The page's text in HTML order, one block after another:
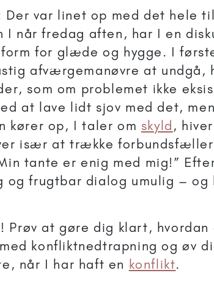
Der var linet op med det hele
I når fredag aften, har I en
for glæde og hygge. I
afværgemanøvre at undgå,
som om problemet ikke
at lave lidt sjov med det, men
kører op, I taler om skyld,
især at trække
tante er enig med mig!”
frugtbar dialog umulig – og
Prøv at gøre dig klart, hvordan
konfliktnedtrapning og øv
når I har haft en konflikt.